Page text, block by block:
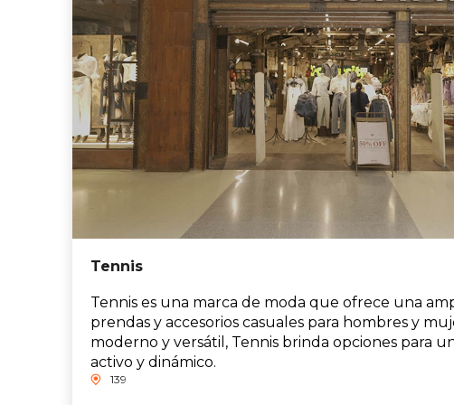
Tennis
Tennis es una marca de moda que ofrece una
prendas y accesorios casuales para hombres y
moderno y versátil, Tennis brinda opciones para
activo y dinámico.
139